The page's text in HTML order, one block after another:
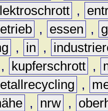
,
, essen ,
, in ,
, kupferschrott ,
,
, nrw ,